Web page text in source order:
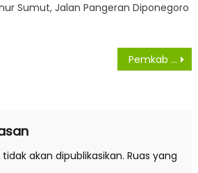
Sumut, Jalan Pangeran Diponegoro
Pemkab Asahan Pastikan Bantuan Pangan Tepat Sasaran bagi Ribuan Warga Bandar Pulau
akan dipublikasikan. Ruas yang